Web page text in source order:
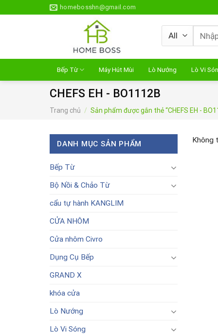
to
homebosshn@gmail.com
Tìm
kiếm:
Bếp Từ Máy Hút Mùi Lò Nướng Lò Vi
CHEFS EH - BO1112B
Trang chủ / Sản phẩm được gắn thẻ “CHEFS EH -
DANH MỤC SẢN PHẨM
Bếp Từ
Bộ Nồi & Chảo Từ
cẩu tự hành KANGLIM
CỬA NHÔM
Cửa nhôm Civro
Dụng Cụ Bếp
GRAND X
khóa cửa
Lò Nướng
Lò Vi Sóng
Không